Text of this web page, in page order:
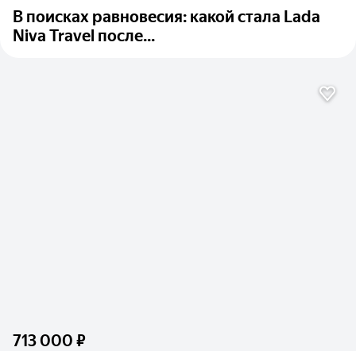
В поисках равновесия: какой стала Lada
Niva Travel после...
713 000 ₽